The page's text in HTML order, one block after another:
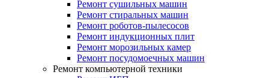
Ремонт сушильных машин
Ремонт стиральных машин
Ремонт роботов-пылесосов
Ремонт индукционных плит
Ремонт морозильных камер
Ремонт посудомоечных машин
Ремонт компьютерной техники